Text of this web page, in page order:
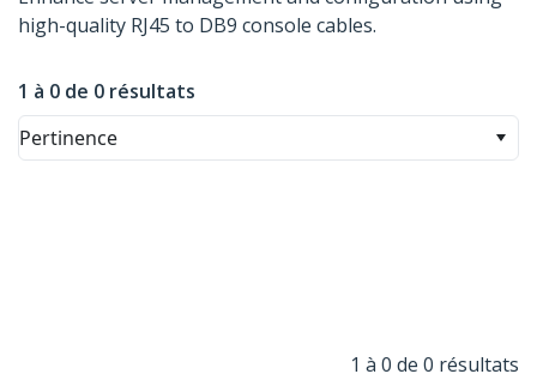
high-quality RJ45 to DB9 console cables.
1 à 0 de 0 résultats
Pertinence
1 à 0 de 0 résultats